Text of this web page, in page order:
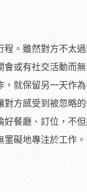
。雖然對方不太
或有社交活動而
就保留另一天作為
方感受到被忽略
餐廳、訂位，不
礙地專注於工作。